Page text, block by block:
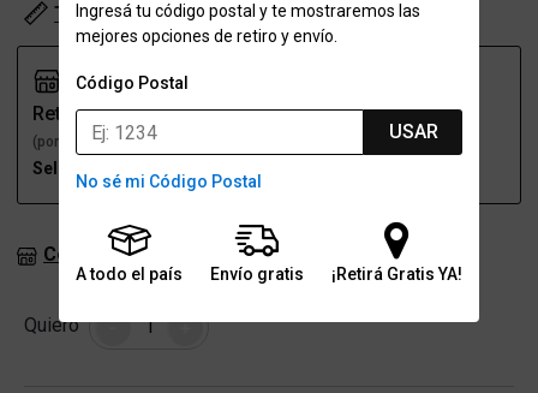
Ingresá tu código postal y te mostraremos las
mejores opciones de retiro y envío.
Código Postal
USAR
No sé mi Código Postal
A todo el país Envío gratis ¡Retirá Gratis YA!
Tabla de talles
Retiro
(por una sucursal)
Seleccioná talle
Envío
Consultar stock en sucursales
Quiero -
Cantidad +